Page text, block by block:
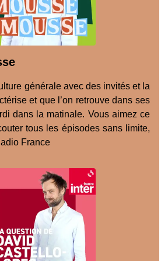
générale avec des invités et la
et que l’on retrouve dans ses
dans la matinale. Vous aimez ce
tous les épisodes sans limite,
France